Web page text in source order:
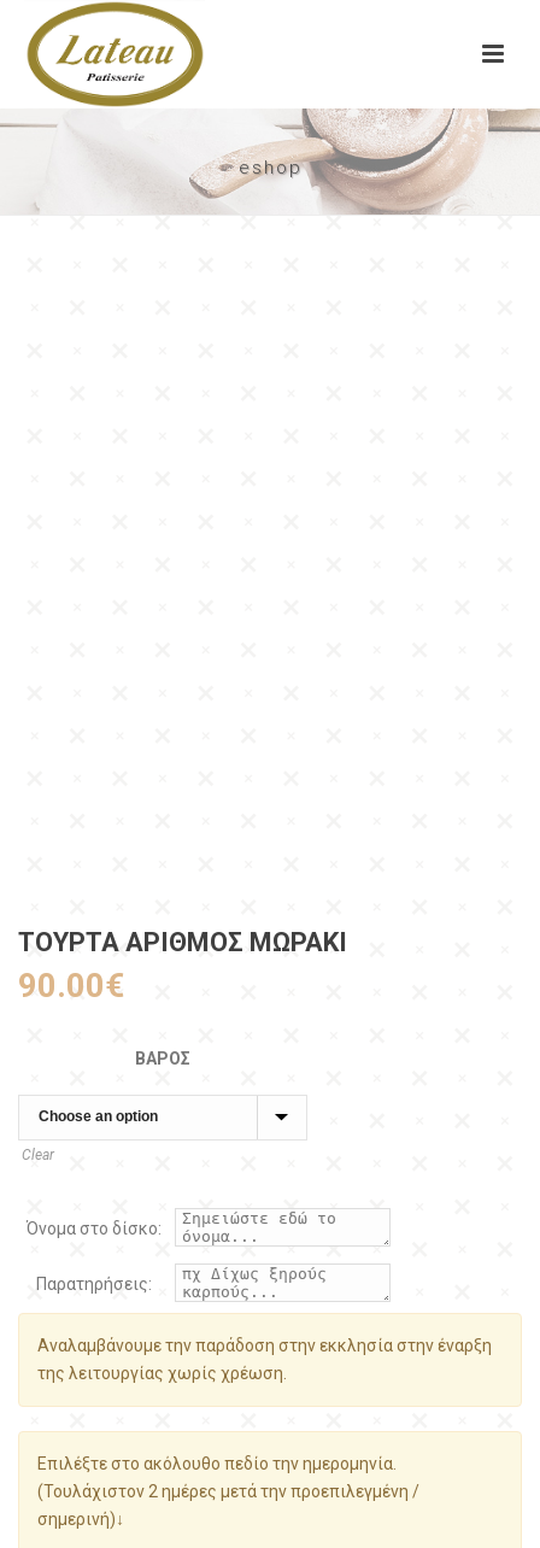
eshop
ΤΟΥΡΤΑ ΑΡΙΘΜΟΣ ΜΩΡΆΚΙ
90.00€
ΒΆΡΟΣ
Clear
Όνομα στο δίσκο:
Παρατηρήσεις:
Αναλαμβάνουμε την παράδοση στην εκκλησία στην έναρξη
της λειτουργίας χωρίς χρέωση.
Επιλέξτε στο ακόλουθο πεδίο την ημερομηνία.
(Τουλάχιστον 2 ημέρες μετά την προεπιλεγμένη /
σημερινή)↓